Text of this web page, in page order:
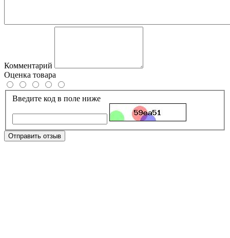
Комментарий
Оценка товара
Введите код в поле ниже
Отправить отзыв